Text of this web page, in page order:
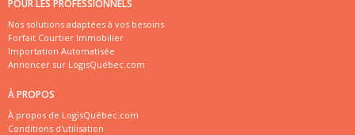
POUR LES PROFESSIONNELS
Nos solutions adaptées à vos besoins
Forfait Courtier Immobilier
Importation Automatisée
Annoncer sur LogisQuébec.com
À PROPOS
À propos de LogisQuébec.com
Conditions d'utilisation